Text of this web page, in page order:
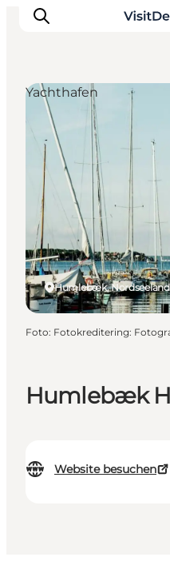
Inspiration
Regionen
Erlebnisse
Unterkünfte
Reiseplanung
Humlebæk
Website besuchen
Humlebæk, Nordseeland
Yachthafen
Foto: Fotokreditering: